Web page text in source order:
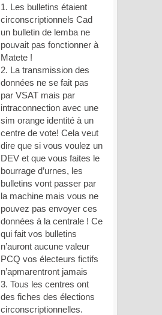
1. Les bulletins étaient
circonscriptionnels Cad
un bulletin de lemba ne
pouvait pas fonctionner à
Matete !
2. La transmission des
données ne se fait pas
par VSAT mais par
intraconnection avec une
sim orange identité à un
centre de vote! Cela veut
dire que si vous voulez un
DEV et que vous faites le
bourrage d’urnes, les
bulletins vont passer par
la machine mais vous ne
pouvez pas envoyer ces
données à la centrale ! Ce
qui fait vos bulletins
n’auront aucune valeur
PCQ vos électeurs fictifs
n’apmarentront jamais
3. Tous les centres ont
des fiches des élections
circonscriptionnelles.